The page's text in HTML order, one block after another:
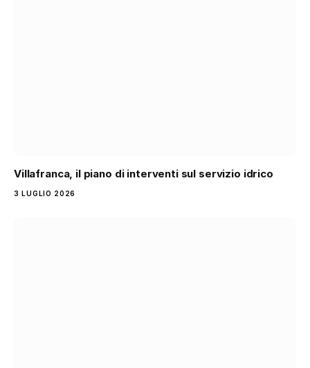
Villafranca, il piano di interventi sul servizio idrico
3 LUGLIO 2026